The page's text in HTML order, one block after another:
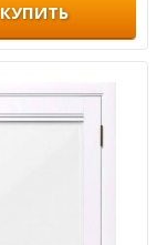
КУПИТЬ